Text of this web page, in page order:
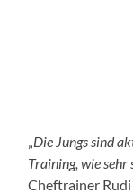
Die Jungs sind
Training, wie sehr
Cheftrainer